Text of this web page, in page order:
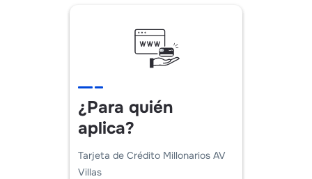
¿Para quién
aplica?
Tarjeta de Crédito Millonarios AV
Villas